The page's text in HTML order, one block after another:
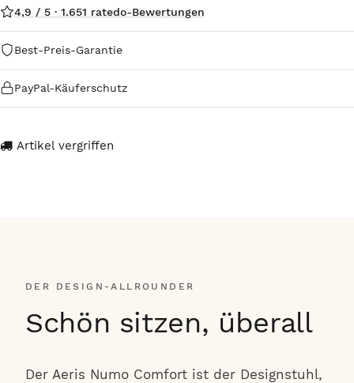
4,9 / 5 · 1.651 ratedo-Bewertungen
Best-Preis-Garantie
PayPal-Käuferschutz
Artikel vergriffen
DER DESIGN-ALLROUNDER
Schön sitzen, überall
Der Aeris Numo Comfort ist der Designstuhl,